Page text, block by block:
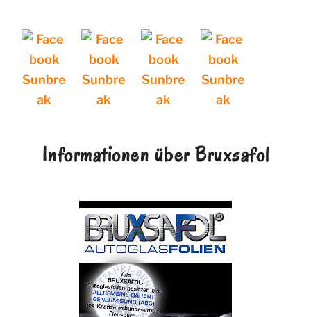
Informationen über Bruxsafol